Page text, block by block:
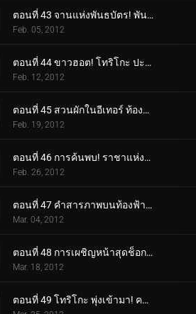
ตอนที่ 43 จานแห่งพันธบัตร! พันธมิตรอยู่ตลอดไป
Feb. 05, 2012
ตอนที่ 44 ขาวฮอต! โทริโกะ ปะทะ ประธาน IGO
Feb. 12, 2012
ตอนที่ 45 สวนผักในอีเทอร์ ท้องฟ้าผัก!
Feb. 19, 2012
ตอนที่ 46 การค้นพบ! ราชาแห่งผัก สมุนไพรโอโซน!
Feb. 26, 2012
ตอนที่ 47 คำสารภาพบนท้องฟ้า! คอมโบที่ไม่มีวันทำลายได้ก่อตัวขึ้นแล้ว!
Mar. 04, 2012
ตอนที่ 48 การเผชิญหน้าสุดช็อก! สิ่งมีชีวิตลึกลับปรากฏตัว!
Mar. 18, 2012
ตอนที่ 49 โทริโกะ พุ่งเข้ามา! ความจริงของกูร์เมต์เวิลด์!